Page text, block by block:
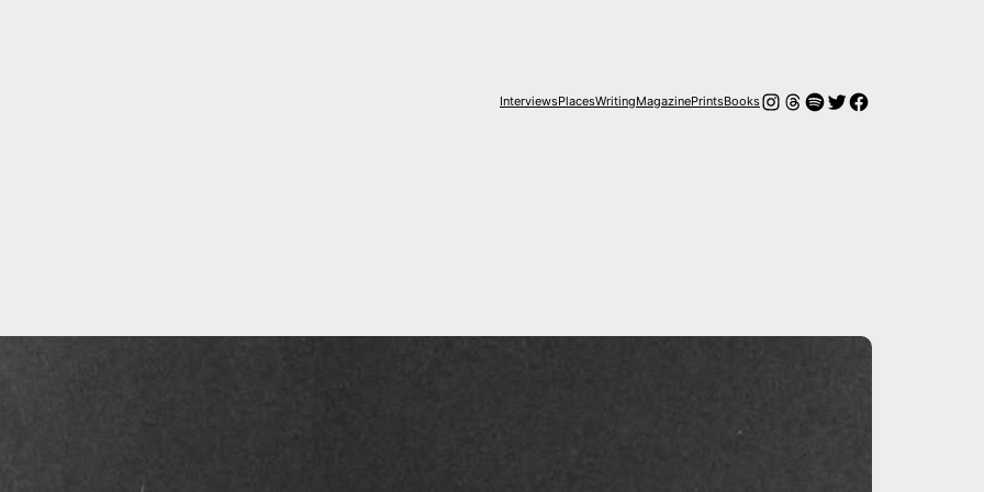
InterviewsPlacesWritingMagazinePrintsBooksInstagram
Threads
Spotify
Twitter
Facebook